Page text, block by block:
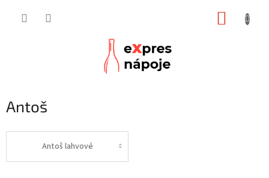
Antoš
Antoš lahvové